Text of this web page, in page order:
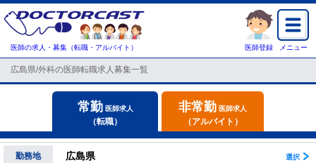
医師の求人・募集（転職・アルバイト） 医師登録 メニュー
広島県/外科の医師転職求人募集一覧
常勤 医師求人
（転職）
非常勤 医師求人
（アルバイト）
勤務地 広島県